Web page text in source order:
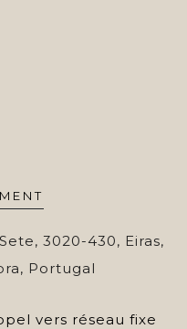
3020-430, Eiras,
Portugal
vers réseau fixe